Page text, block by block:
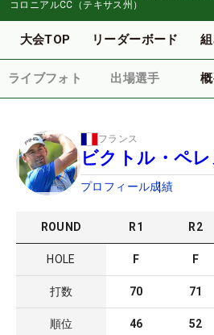
コロニアルCC（テキサス州）
大会TOP リーダーボード
ライブフォト 出場選手
フランス
ビクトル・ペ
プロフィール成績
ROUND R1 R2
HOLE F F
打数 70 71
順位 46 52